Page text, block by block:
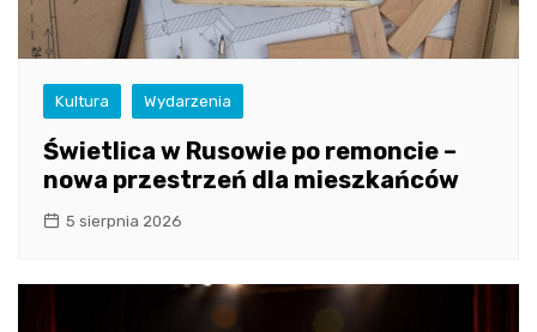
Kultura Wydarzenia
Świetlica w Rusowie po remoncie –
nowa przestrzeń dla mieszkańców
5 sierpnia 2026